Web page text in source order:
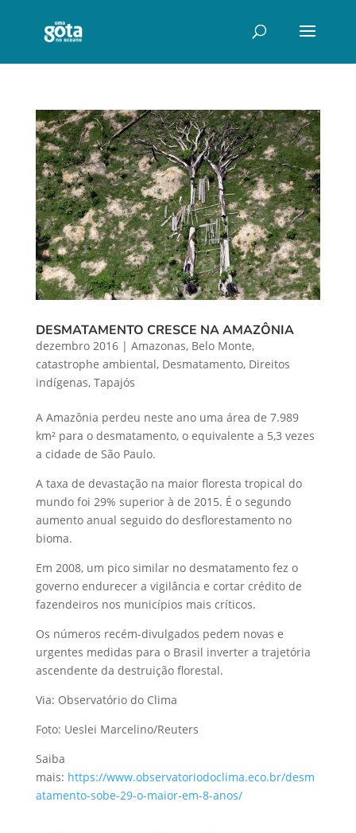
DESMATAMENTO CRESCE NA AMAZÔNIA
dezembro 2016| Amazonas, Belo Monte,
catastrophe ambiental, Desmatamento, Direitos
indígenas, Tapajós
A Amazônia perdeu neste ano uma área de 7.989
km² para o desmatamento, o equivalente a 5,3 vezes
a cidade de São Paulo.
A taxa de devastação na maior floresta tropical do
mundo foi 29% superior à de 2015. É o segundo
aumento anual seguido do desflorestamento no
bioma.
Em 2008, um pico similar no desmatamento fez o
governo endurecer a vigilância e cortar crédito de
fazendeiros nos municípios mais críticos.
Os números recém-divulgados pedem novas e
urgentes medidas para o Brasil inverter a trajetória
ascendente da destruição florestal.
Via: Observatório do Clima
Foto: Ueslei Marcelino/Reuters
Saiba
mais: https://www.observatoriodoclima.eco.br/desm
atamento-sobe-29-o-maior-em-8-anos/